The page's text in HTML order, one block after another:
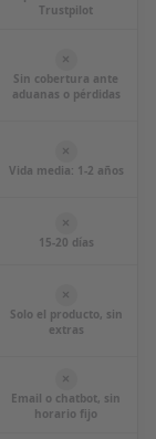
Trustpilot
Sin cobertura ante
aduanas o pérdidas
Vida media: 1-2 años
15-20 días
Solo el producto, sin
extras
Email o chatbot, sin
horario fijo